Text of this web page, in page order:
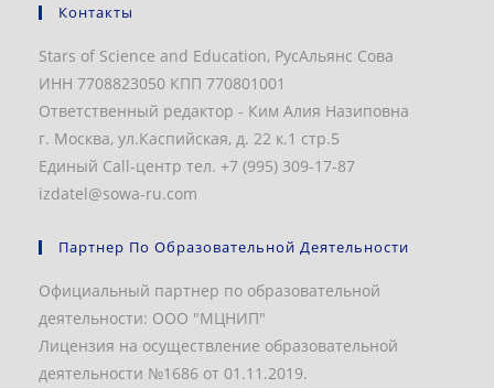
Контакты
Stars of Science and Education, РусАльянс Сова
ИНН 7708823050 КПП 770801001
Ответственный редактор - Ким Алия Назиповна
г. Москва, ул.Каспийская, д. 22 к.1 стр.5
Единый Call-центр тел. +7 (995) 309-17-87
izdatel@sowa-ru.com
Партнер По Образовательной Деятельности
Официальный партнер по образовательной
деятельности: ООО "МЦНИП"
Лицензия на осуществление образовательной
деятельности №1686 от 01.11.2019.